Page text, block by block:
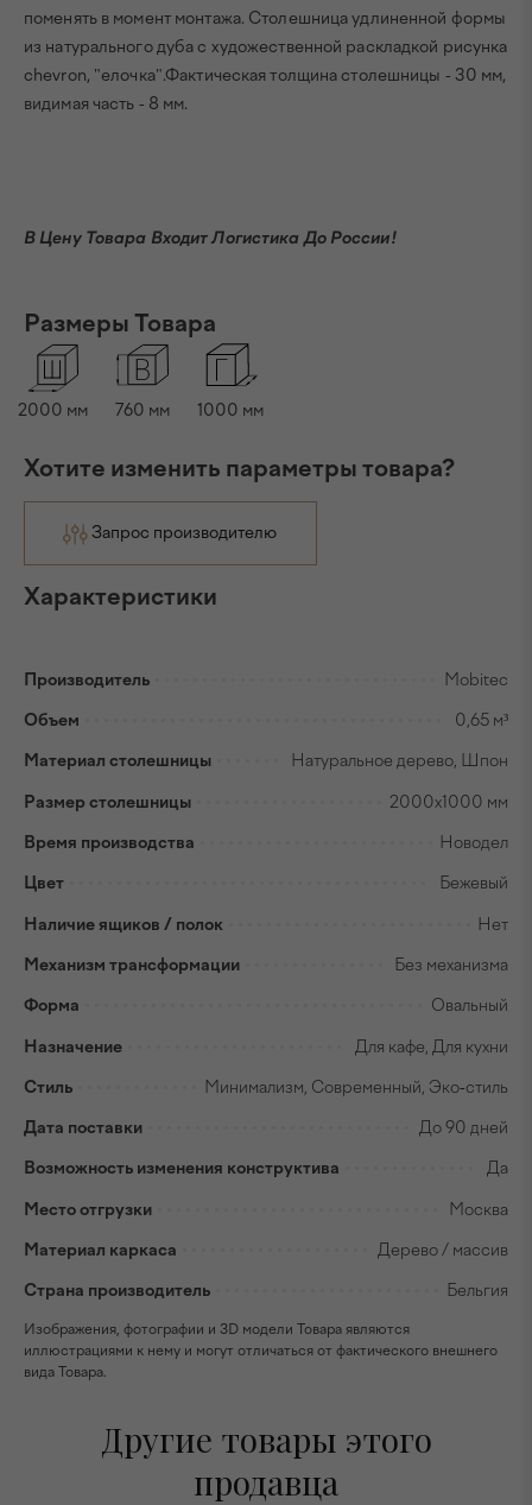
поменять в момент монтажа. Столешница удлиненной формы
из натурального дуба с художественной раскладкой рисунка
chevron, "елочка".Фактическая толщина столешницы - 30 мм,
видимая часть - 8 мм.
В Цену Товара Входит Логистика До России!
Размеры Товара
2000 мм 760 мм 1000 мм
Хотите изменить параметры товара?
Запрос производителю
Характеристики
Производитель Mobitec
Объем 0,65 м³
Материал столешницы Натуральное дерево, Шпон
Размер столешницы 2000x1000 мм
Время производства Новодел
Цвет Бежевый
Наличие ящиков / полок Нет
Механизм трансформации Без механизма
Форма Овальный
Назначение Для кафе, Для кухни
Стиль Минимализм, Современный, Эко-стиль
Дата поставки До 90 дней
Возможность изменения конструктива Да
Место отгрузки Москва
Материал каркаса Дерево / массив
Страна производитель Бельгия
Изображения, фотографии и 3D модели Товара являются
иллюстрациями к нему и могут отличаться от фактического внешнего
вида Товара.
Другие товары этого
продавца